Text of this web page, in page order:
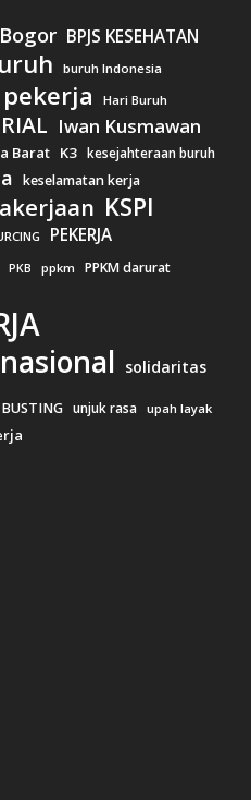
Bogor BPJS KESEHATAN
buruh Indonesia
Hari Buruh
Iwan Kusmawan
Barat K3 kesejahteraan buruh
keselamatan kerja
KSPI
PEKERJA
PKB ppkm PPKM darurat
solidaritas
unjuk rasa upah layak